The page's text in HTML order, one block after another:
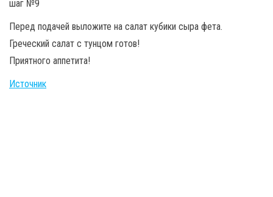
Перед подачей выложите на салат кубики сыра фета.
Греческий салат с тунцом готов!
Приятного аппетита!
Источник